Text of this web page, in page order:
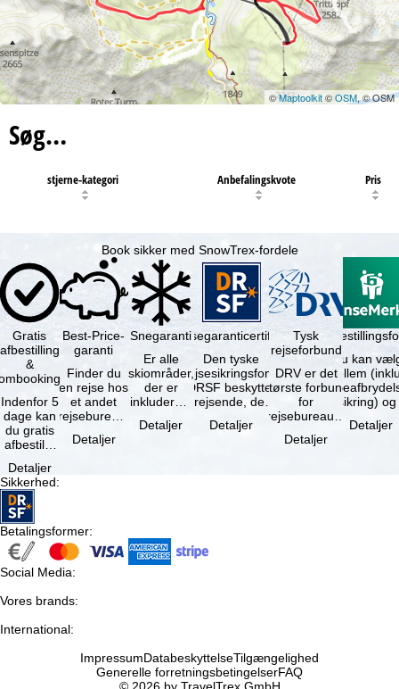
©Maptoolkit©OSM, © OSM
Søg…
stjerne-kategori Anbefalingskvote Pris
Book sikker med SnowTrex-fordele
Gratis
afbestilling
&
Indenfor 5
dage kan
du gratis
afbestille
booking.
Det er
dog en …
Detaljer
Best-Price-
garanti
Finder du
en rejse hos
et andet
rejsebureau,
er billigere
Detaljer
Snegaranti
Er alle
skiområder,
der er
inkluderet i
bookede
Detaljer
Rejsegaranticertifikat
Den tyske
rejsesikringsfond
DRSF beskytter
rejsende, der
pakkerejse eller
Detaljer
Tysk
rejseforbund
DRV er det
største forbund
for
rejsebureauer
rejsearrangører
Detaljer
Du kan
mellem (inklusiv
Detaljer
Sikkerhed:
Betalingsformer:
Social Media:
Vores brands:
International:
ImpressumDatabeskyttelseTilgængelighed
Generelle forretningsbetingelserFAQ